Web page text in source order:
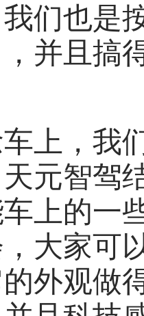
们也是
并且搞
，我们
元智驾
上的一
大家可
外观做